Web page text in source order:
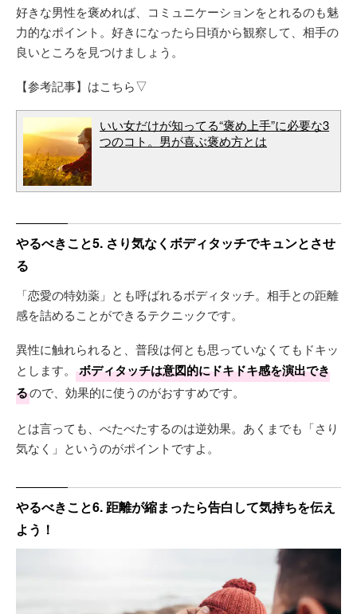
好きな男性を褒めれば、コミュニケーションをとれるのも魅
力的なポイント。好きになったら日頃から観察して、相手の
良いところを見つけましょう。
【参考記事】はこちら▽
いい女だけが知ってる“褒め上手”に必要な3
つのコト。男が喜ぶ褒め方とは
やるべきこと5. さり気なくボディタッチでキュンとさせ
る
「恋愛の特効薬」とも呼ばれるボディタッチ。相手との距離
感を詰めることができるテクニックです。
異性に触れられると、普段は何とも思っていなくてもドキッ
とします。
ボディタッチは意図的にドキドキ感を演出でき
るので、効果的に使うのがおすすめです。
とは言っても、べたべたするのは逆効果。あくまでも「さり
気なく」というのがポイントですよ。
やるべきこと6. 距離が縮まったら告白して気持ちを伝え
よう！